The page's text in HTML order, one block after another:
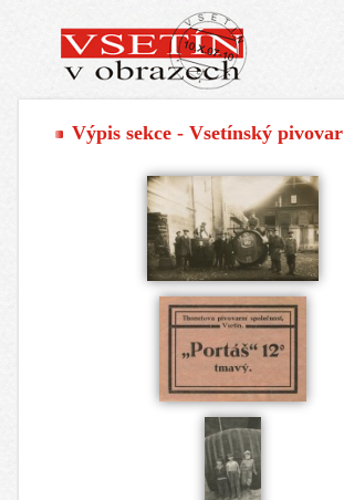
Výpis sekce - Vsetínský pivovar